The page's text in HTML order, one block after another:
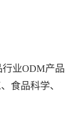
业ODM产品
食品科学、